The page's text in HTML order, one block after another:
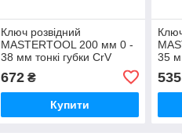
Ключ розвідний
MASTERTOOL 200 мм 0 -
38 мм тонкі губки CrV
рукоятка з TPR накладкою
672₴
Купити
35
535